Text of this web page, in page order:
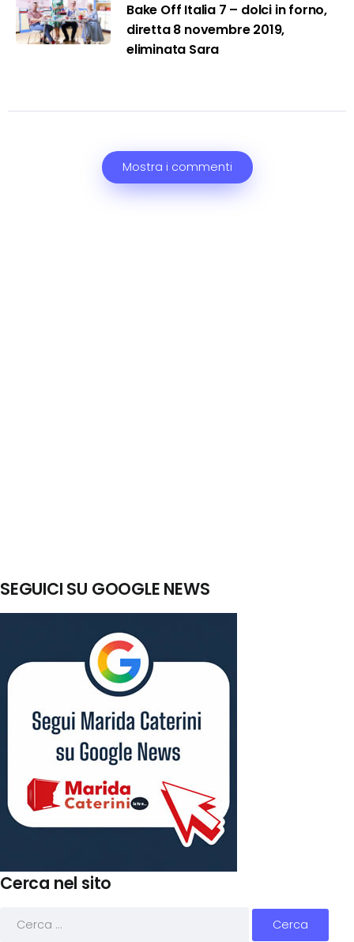
Bake Off Italia 7 – dolci in forno,
diretta 8 novembre 2019,
eliminata Sara
Mostra i commenti
SEGUICI SU GOOGLE NEWS
Cerca nel sito